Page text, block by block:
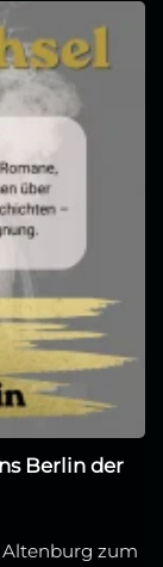
Berlin der
zum